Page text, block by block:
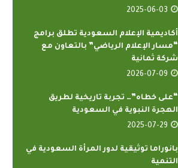
2025-06-03
أكاديمية الإعلام السعودية تطلق برامج
“مسار الإعلام الرياضي” بالتعاون مع
شركة ثمانية
2026-07-09
“على خطاه”… تجربة تاريخية لطريق
الهجرة النبوية في السعودية
2025-07-29
بانوراما توثيقية لدور المرأة السعودية في
التنمية